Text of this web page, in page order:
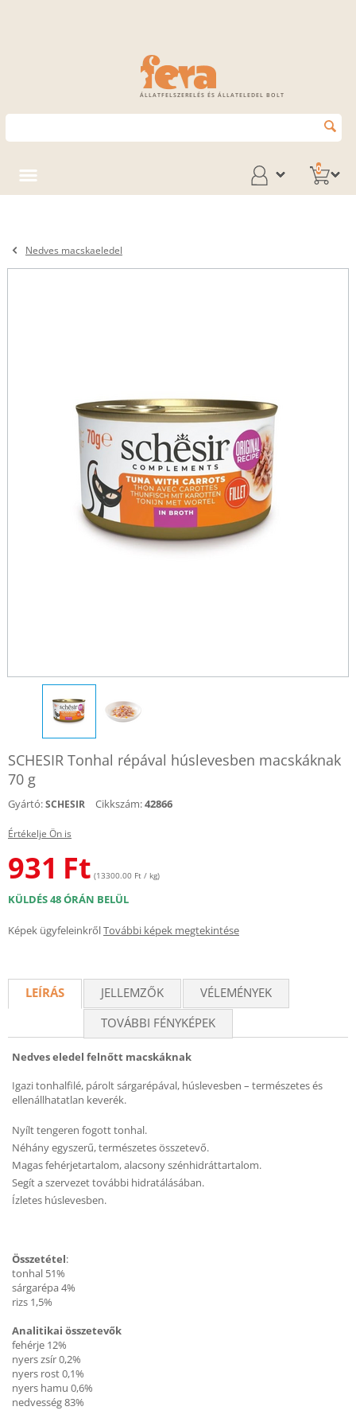
ÁLLATFELSZERELÉS ÉS ÁLLATELEDEL BOLT
0
Nedves macskaeledel
SCHESIR Tonhal répával húslevesben macskáknak
70 g
Gyártó:SCHESIR Cikkszám:42866
Értékelje Ön is
931 Ft (13300.00 Ft / kg)
KÜLDÉS 48 ÓRÁN BELÜL
Képek ügyfeleinkrőlTovábbi képek megtekintése
LEÍRÁS JELLEMZŐK
VÉLEMÉNYEK
TOVÁBBI FÉNYKÉPEK
Nedves eledel felnőtt macskáknak
Igazi tonhalfilé, párolt sárgarépával, húslevesben – természetes és
ellenállhatatlan keverék.
Nyílt tengeren fogott tonhal.
Néhány egyszerű, természetes összetevő.
Magas fehérjetartalom, alacsony szénhidráttartalom.
Segít a szervezet további hidratálásában.
Ízletes húslevesben.
Összetétel:
tonhal 51%
sárgarépa 4%
rizs 1,5%
Analitikai összetevők
fehérje 12%
nyers zsír 0,2%
nyers rost 0,1%
nyers hamu 0,6%
nedvesség 83%